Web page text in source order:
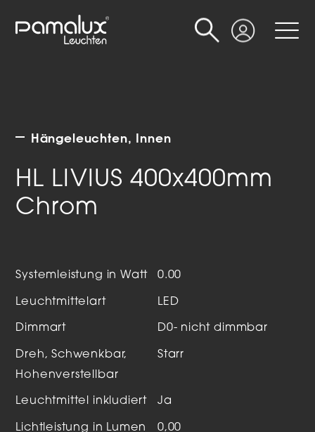
Login
Suche
Hängeleuchten Innen
HL LIVIUS 400x400mm
Chrom
Systemleistung in Watt 0.00
Leuchtmittelart LED
Dimmart D0- nicht dimmbar
Dreh, Schwenkbar,
Hohenverstellbar
Starr
Leuchtmittel inkludiert Ja
Lichtleistung in Lumen 0,00